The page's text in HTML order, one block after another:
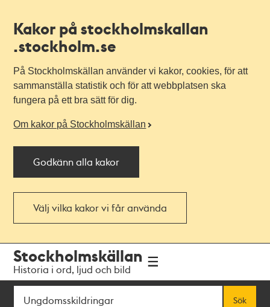
Kakor på stockholmskallan
.stockholm.se
På Stockholmskällan använder vi kakor, cookies, för att
sammanställa statistik och för att webbplatsen ska
fungera på ett bra sätt för dig.
Om kakor på Stockholmskällan
Godkänn alla kakor
Välj vilka kakor vi får använda
navigationen
huvudinnehållet
Stockholmskällan
Historia i ord, ljud och bild
Sök
Sök